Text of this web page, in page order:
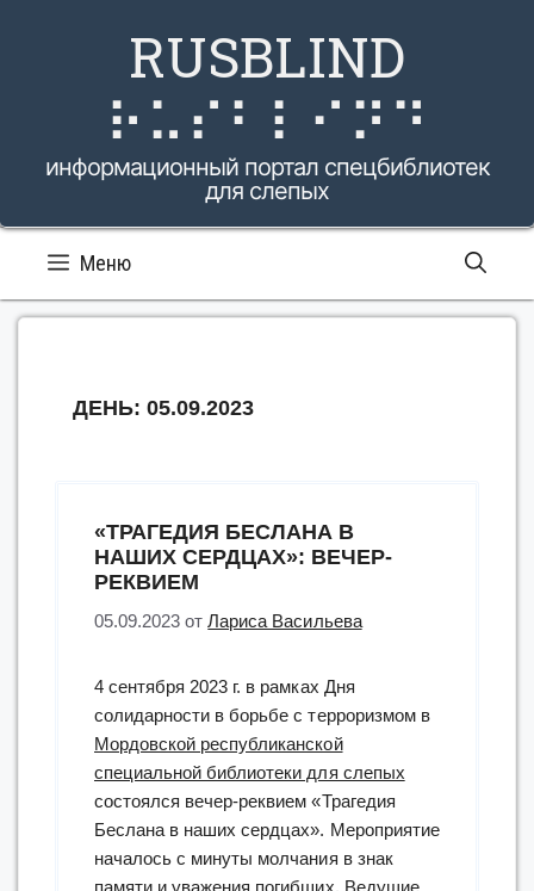
RUSBLIND
⠗⠥⠎⠃⠇⠊⠝⠙
информационный портал спецбиблиотек
для слепых
Меню
ДЕНЬ: 05.09.2023
«ТРАГЕДИЯ БЕСЛАНА В
НАШИХ СЕРДЦАХ»: ВЕЧЕР-
РЕКВИЕМ
05.09.2023 отЛариса Васильева
4 сентября 2023 г. в рамках Дня
солидарности в борьбе с терроризмом в
Мордовской республиканской
специальной библиотеки для слепых
состоялся вечер-реквием «Трагедия
Беслана в наших сердцах». Мероприятие
началось с минуты молчания в знак
памяти и уважения погибших. Ведущие